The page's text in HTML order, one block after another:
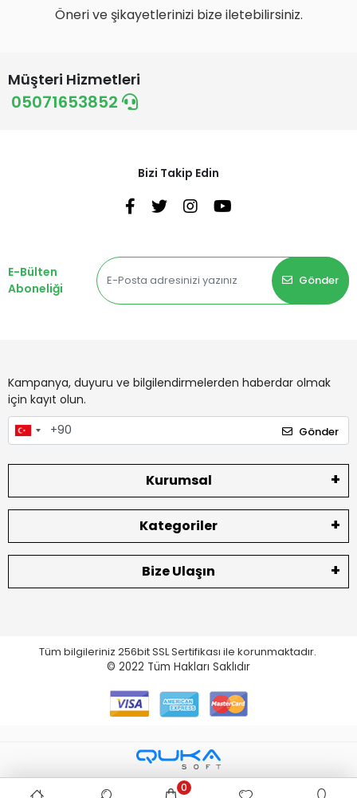
Öneri ve şikayetlerinizi bize iletebilirsiniz.
Müşteri Hizmetleri
05071653852
Bizi Takip Edin
E-Bülten
Aboneliği
Gönder
Kampanya, duyuru ve bilgilendirmelerden haberdar olmak
için kayıt olun.
Gönder
Kurumsal
Kategoriler
Bize Ulaşın
Tüm bilgileriniz 256bit SSL Sertifikası ile korunmaktadır.
© 2022 Tüm Hakları Saklıdır
0